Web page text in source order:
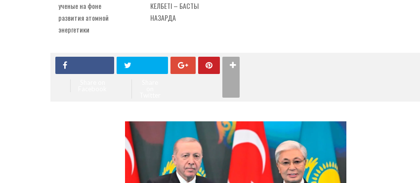
ученые на фоне
развития атомной
энергетики
КЕЛБЕТІ – БАСТЫ
НАЗАРДА